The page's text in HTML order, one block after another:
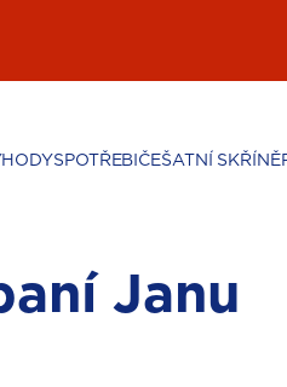
SPOTŘEBIČEŠATNÍ SKŘÍNĚ
Janu